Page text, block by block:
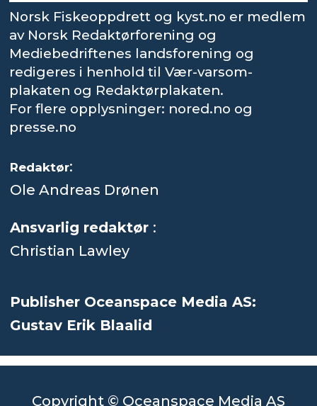
Norsk Fiskeoppdrett og kyst.no er medlem
av Norsk Redaktørforening og
Mediebedriftenes landsforening og
redigeres i henhold til Vær-varsom-
plakaten og Redaktørplakaten.
For flere opplysninger: nored.no og
presse.no
Redaktør:
Ole Andreas Drønen
Ansvarlig redaktør :
Christian Lawley
Publisher Oceanspace Media AS:
Gustav Erik Blaalid
Copyright © Oceanspace Media AS